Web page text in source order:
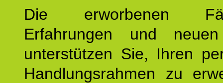
Die erworbenen
Erfahrungen und
unterstützen Sie, Ihren
Handlungsrahmen zu